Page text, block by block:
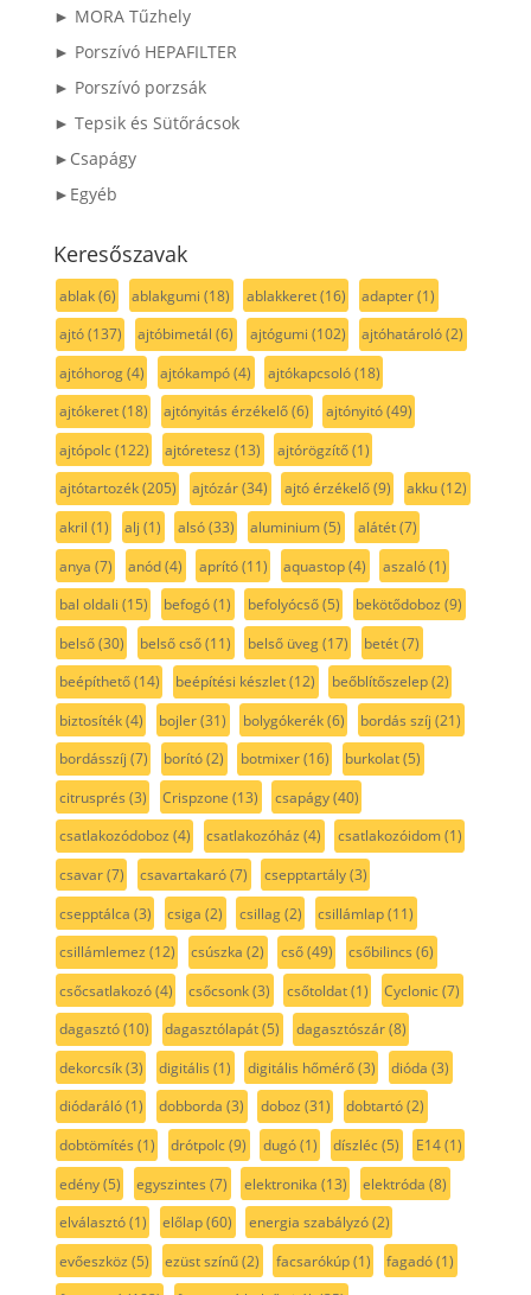
► MORA Tűzhely
► Porszívó HEPAFILTER
► Porszívó porzsák
► Tepsik és Sütőrácsok
►Csapágy
►Egyéb
Keresőszavak
ablak(6) ablakgumi (18) ablakkeret(16) adapter(1)
ajtó(137) ajtóbimetál (6) ajtógumi (102) ajtóhatároló(2)
ajtóhorog(4) ajtókampó(4) ajtókapcsoló(18)
ajtókeret(18) ajtónyitás érzékelő(6) ajtónyitó(49)
ajtópolc(122) ajtóretesz (13) ajtórögzítő(1)
ajtótartozék(205) ajtózár(34) ajtó érzékelő(9) akku(12)
akril (1) alj (1) alsó(33) aluminium(5) alátét(7)
anya (7) anód(4) aprító(11) aquastop(4) aszaló(1)
bal oldali (15) befogó(1) befolyócső(5) bekötődoboz (9)
belső(30) belső cső(11) belső üveg(17) betét(7)
beépíthető(14) beépítési készlet(12) beőblítőszelep(2)
biztosíték(4) bojler(31) bolygókerék(6) bordás szíj (21)
bordásszíj (7) borító(2) botmixer(16) burkolat(5)
citrusprés (3) Crispzone (13) csapágy(40)
csatlakozódoboz (4) csatlakozóház (4) csatlakozóidom(1)
csavar(7) csavartakaró(7) csepptartály(3)
csepptálca (3) csiga (2) csillag(2) csillámlap(11)
csillámlemez (12) csúszka (2) cső(49) csőbilincs (6)
csőcsatlakozó(4) csőcsonk(3) csőtoldat(1) Cyclonic(7)
dagasztó(10) dagasztólapát(5) dagasztószár(8)
dekorcsík(3) digitális (1) digitális hőmérő(3) dióda (3)
diódaráló(1) dobborda (3) doboz (31) dobtartó(2)
dobtömítés (1) drótpolc(9) dugó(1) díszléc(5) E14(1)
edény(5) egyszintes (7) elektronika (13) elektróda (8)
elválasztó(1) előlap(60) energia szabályzó(2)
evőeszköz (5) ezüst színű(2) facsarókúp(1) fagadó(1)